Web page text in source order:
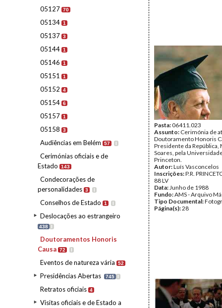
05127 70
05134 1
05137 3
05144 1
05146 1
05151 1
05152 4
05154 6
05157 1
05158 3
Audiências em Belém 57 I
Cerimónias oficiais e de
Estado
143
Condecorações de
personalidades 3 I
Conselhos de Estado 1 I
Deslocações ao estrangeiro
438 I
Doutoramentos Honoris
Causa 72 I
Eventos de natureza vária 52
Presidências Abertas 745 I
Retratos oficiais 4
Visitas oficiais e de Estado a
Pasta:06411.023
Assunto: Cerimónia de
Doutoramento Honoris
Presidente da República,
Soares, pela
Princeton.
Autor:Luís Vasconcelos
Inscrições:P.R.
88 LV
Data:Junho de 1988
Fundo:AMS - Arquivo
Tipo Documental:
Página(s):28